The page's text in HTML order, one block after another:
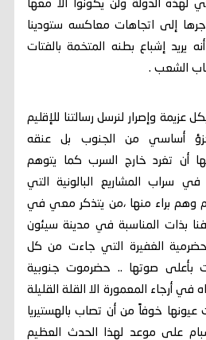
لهذه الدولة ولن يكونوا الا معها
إلى اتجاهات معاكسه ستودينا
يريد إشباع بطنه المتخمة بالفتات
الشعب .
عزيمة وإصرار لنرسل رسالتنا للإقليم
أساسي من الجنوب بل عنقه
أن تغرد خارج السرب كما يتوهم
سراب المشاريع البالونية التي
وهم براء منها ،من يتذكر معي في
بذات المناسبة في مدينة سيئون
الغفيرة التي جاءت من كل
صوتها .. حضرموت جنوبية
أرجاء المعمورة الا القلة القليلة
خوفاً من أن تصاب بالهستيريا
على موعد لهذا الحدث العظيم